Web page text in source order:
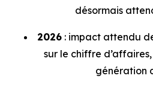
désormais
2026: impact attendu
sur le chiffre
génération